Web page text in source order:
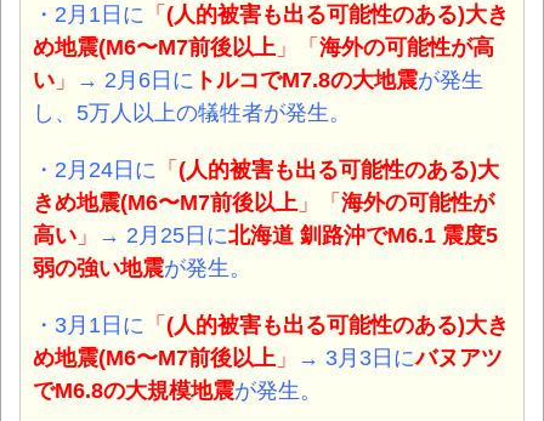
・2月1日に 「 (人的被害も出る可能性のある)大き
め地震(M6〜M7前後以上 」「 海外の可能性が高
い 」 → 2月6日に トルコでM7.8の大地震が発生
し、5万人以上の犠牲者が発生。
・2月24日に 「 (人的被害も出る可能性のある)大
きめ地震(M6〜M7前後以上 」「 海外の可能性が
高い 」 → 2月25日に北海道 釧路沖でM6.1 震度5
弱の強い地震が発生。
・3月1日に 「 (人的被害も出る可能性のある)大き
め地震(M6〜M7前後以上 」 → 3月3日にバヌアツ
でM6.8の大規模地震が発生。